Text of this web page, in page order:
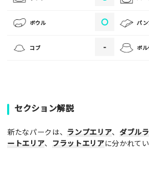
・人物の顔が写っている場合はモザイク処
・画像の規定サイズは横幅640px以上とな
ボウル 〇 パ
コブ - ボル
セクション解説
新たなパークは、 ランプエリア、ダブル
ートエリア、 フラットエリアに分かれてい